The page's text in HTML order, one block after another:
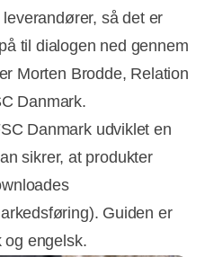
så det er
til dialogen ned gennem
Morten Brodde, Relation
Danmark.
Danmark udviklet en
sikrer, at produkter
Guiden er
engelsk.